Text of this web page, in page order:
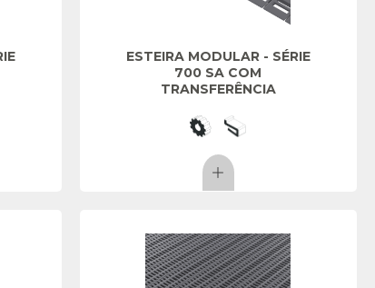
ESTEIRA MODULAR - SÉRIE
700 SA COM
TRANSFERÊNCIA